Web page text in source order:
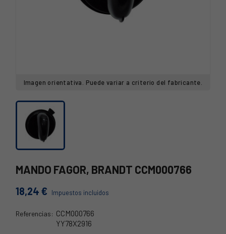
Imagen orientativa. Puede variar a criterio del fabricante.
MANDO FAGOR, BRANDT CCM000766
18,24 € Impuestos incluidos
Referencias: CCM000766
YY78X2916